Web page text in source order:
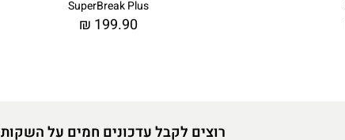
SuperBreak Plus
₪ 199.90
רוצים לקבל עדכונים חמים על השקות